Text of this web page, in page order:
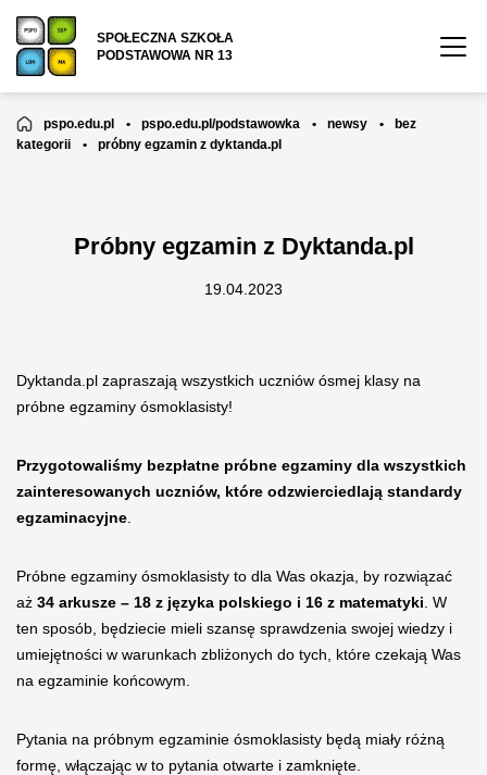
SPOŁECZNA SZKOŁA
PODSTAWOWA NR 13
pspo.edu.pl • pspo.edu.pl/podstawowka • newsy •
bez
kategorii
• próbny egzamin z dyktanda.pl
Próbny egzamin z Dyktanda.pl
19.04.2023
Dyktanda.pl zapraszają wszystkich uczniów ósmej klasy na
próbne egzaminy ósmoklasisty!
Przygotowaliśmy bezpłatne próbne egzaminy dla wszystkich
zainteresowanych uczniów, które odzwierciedlają standardy
egzaminacyjne
Próbne egzaminy ósmoklasisty to dla Was okazja, by rozwiązać
aż 34 arkusze – 18 z języka polskiego i 16 z matematyki . W
ten sposób, będziecie mieli szansę sprawdzenia swojej wiedzy i
umiejętności w warunkach zbliżonych do tych, które czekają Was
na egzaminie końcowym.
Pytania na próbnym egzaminie ósmoklasisty będą miały różną
formę, włączając w to pytania otwarte i zamknięte.